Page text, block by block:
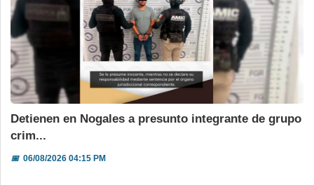
Detienen en Nogales a presunto integrante de grupo
crim...
📅06/08/2026 04:15 PM